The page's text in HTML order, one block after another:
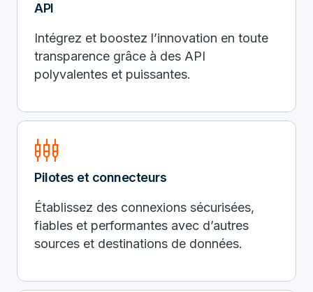
API
Intégrez et boostez l’innovation en toute
transparence grâce à des API
polyvalentes et puissantes.
settings_input_component
Pilotes et connecteurs
Établissez des connexions sécurisées,
fiables et performantes avec d’autres
sources et destinations de données.